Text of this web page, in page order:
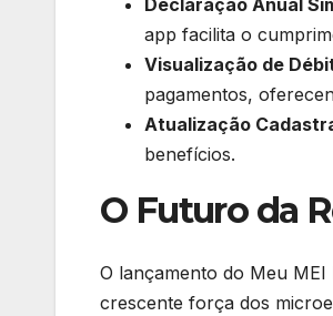
Declaração Anual
app facilita o
Visualização de
pagamentos,
Atualização
benefícios.
O Futuro da
O lançamento do Meu
crescente força dos